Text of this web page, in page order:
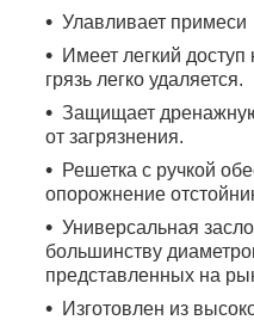
Улавливает примеси
Имеет легкий доступ
грязь легко удаляется.
Защищает
от загрязнения.
Решетка с ручкой
опорожнение
Универсальная
большинству
представленных на
Изготовлен из